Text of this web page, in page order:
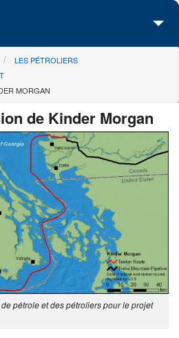
LES PÉTROLIERS
MORGAN
de Kinder Morgan
pétrole et des pétroliers pour le projet